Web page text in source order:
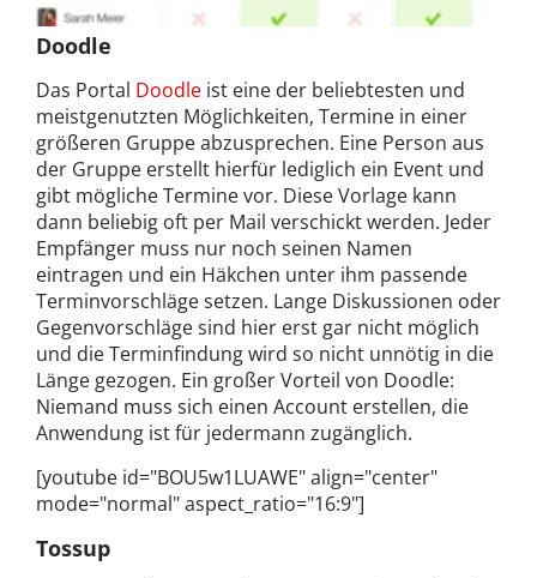
Doodle
Das Portal Doodle ist eine der beliebtesten und
meistgenutzten Möglichkeiten, Termine in einer
größeren Gruppe abzusprechen. Eine Person aus
der Gruppe erstellt hierfür lediglich ein Event und
gibt mögliche Termine vor. Diese Vorlage kann
dann beliebig oft per Mail verschickt werden. Jeder
Empfänger muss nur noch seinen Namen
eintragen und ein Häkchen unter ihm passende
Terminvorschläge setzen. Lange Diskussionen oder
Gegenvorschläge sind hier erst gar nicht möglich
und die Terminfindung wird so nicht unnötig in die
Länge gezogen. Ein großer Vorteil von Doodle:
Niemand muss sich einen Account erstellen, die
Anwendung ist für jedermann zugänglich.
[youtube id="BOU5w1LUAWE" align="center"
mode="normal" aspect_ratio="16:9"]
Tossup